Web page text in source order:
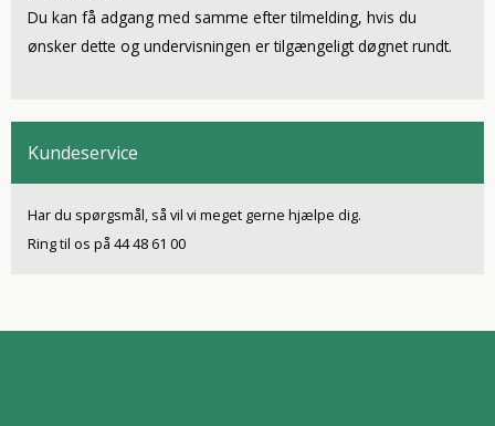
Du kan få adgang med samme efter tilmelding, hvis du
ønsker dette og undervisningen er tilgængeligt døgnet rundt.
Kundeservice
Har du spørgsmål, så vil vi meget gerne hjælpe dig.
Ring til os på 44 48 61 00